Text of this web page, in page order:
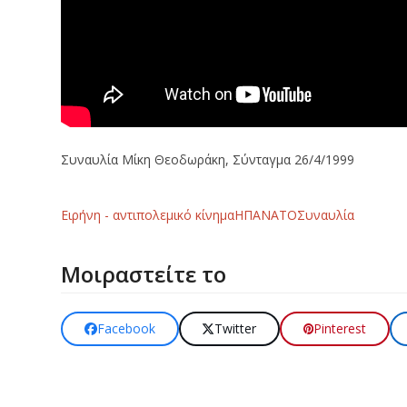
Συναυλία Μίκη Θεοδωράκη, Σύνταγμα 26/4/1999
Ειρήνη - αντιπολεμικό κίνημαΗΠΑΝΑΤΟΣυναυλία
Μοιραστείτε το
Facebook Twitter Pinterest